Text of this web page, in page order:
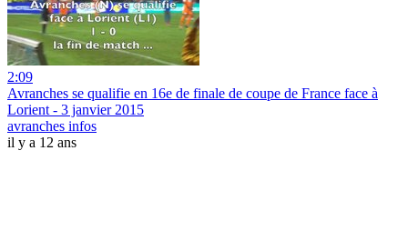
2:09
Avranches se qualifie en 16e de finale de coupe de France face à
Lorient - 3 janvier 2015
avranches infos
il y a 12 ans